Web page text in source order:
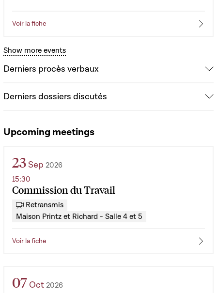
Voir la fiche
Show more events
Derniers procès verbaux
Derniers dossiers discutés
Upcoming meetings
23Sep 2026
Commission du Travail
15:30
Retransmis
Maison Printz et Richard - Salle 4 et 5
Voir la fiche
07 Oct 2026